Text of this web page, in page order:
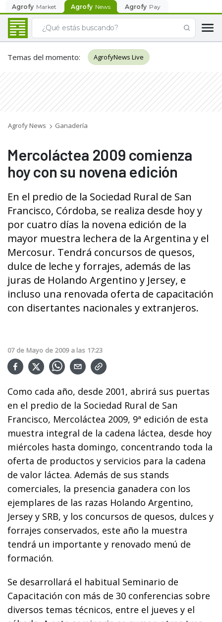
Agrofy Market Agrofy News Agrofy Pay
Temas del momento: AgrofyNews Live
Agrofy News Ganadería
Mercoláctea 2009 comienza
hoy con su novena edición
En el predio de la Sociedad Rural de San
Francisco, Córdoba, se realiza desde hoy y
por cuatro días la novena edición de la
mayor muestra lechera de la Argentina y el
Mercosur. Tendrá concursos de quesos,
dulce de leche y forrajes, además de las
juras de Holando Argentino y Jersey, e
incluso una renovada oferta de capacitación
con disertantes nacionales y extranjeros.
07 de Mayo de 2009 a las 17:23
Como cada año, desde 2001, abrirá sus puertas
en el predio de la Sociedad Rural de San
Francisco, Mercoláctea 2009, 9ª edición de esta
muestra integral de la cadena láctea, desde hoy
miércoles hasta domingo, concentrando toda la
oferta de productos y servicios para la cadena
de valor láctea. Además de sus stands
comerciales, la presencia ganadera con los
ejemplares de las razas Holando Argentino,
Jersey y SRB, y los concursos de quesos, dulces y
forrajes conservados, este año la muestra
tendrá un importante y renovado menú de
formación.
Se desarrollará el habitual Seminario de
Capacitación con más de 30 conferencias sobre
diversos temas técnicos, entre el jueves y el